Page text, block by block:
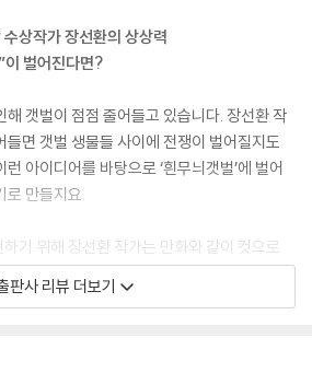
상작가 장선환의 상상력
이 벌어진다면?
해 갯벌이 점점 줄어들고 있습니다. 장선환 작
들면 갯벌 생물들 사이에 전쟁이 벌어질지도
아이디어를 바탕으로 ‘흰무늬갯벌’에 벌어
로 만들지요.
기 위해 장선환 작가는 만화와 같이 컷으로
지기까지의 상황을 시간대별로 보여주는 연
니다. 또한 좋아하는 전쟁 영화의 장면들을
판사 리뷰 더보기